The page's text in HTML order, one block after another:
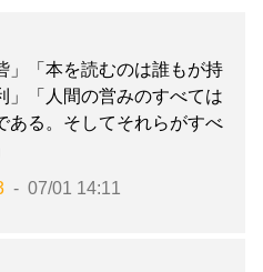
」「本を読むのは誰もが持
」「人間の営みのすべては
ある。そしてそれらがすべ
07/01 14:11